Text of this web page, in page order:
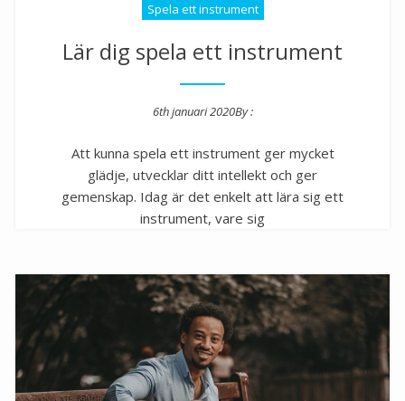
Spela ett instrument
Lär dig spela ett instrument
6th januari 2020By :
Att kunna spela ett instrument ger mycket
glädje, utvecklar ditt intellekt och ger
gemenskap. Idag är det enkelt att lära sig ett
instrument, vare sig